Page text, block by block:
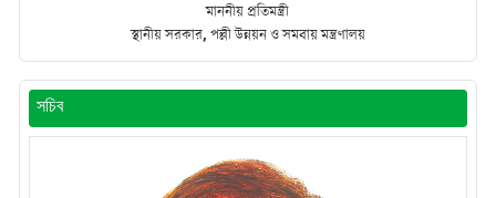
মাননীয় প্রতিমন্ত্রী
স্থানীয় সরকার, পল্লী উন্নয়ন ও সমবায় মন্ত্রণালয়
সচিব